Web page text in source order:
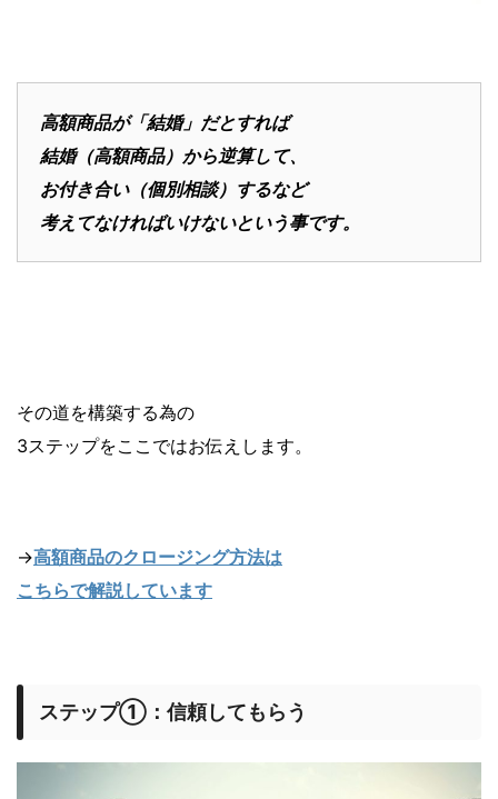
高額商品が「結婚」だとすれば
結婚（高額商品）から逆算して、
お付き合い（個別相談）するなど
考えてなければいけないという事です。
その道を構築する為の
3ステップをここではお伝えします。
→高額商品のクロージング方法は
こちらで解説しています
ステップ①：信頼してもらう